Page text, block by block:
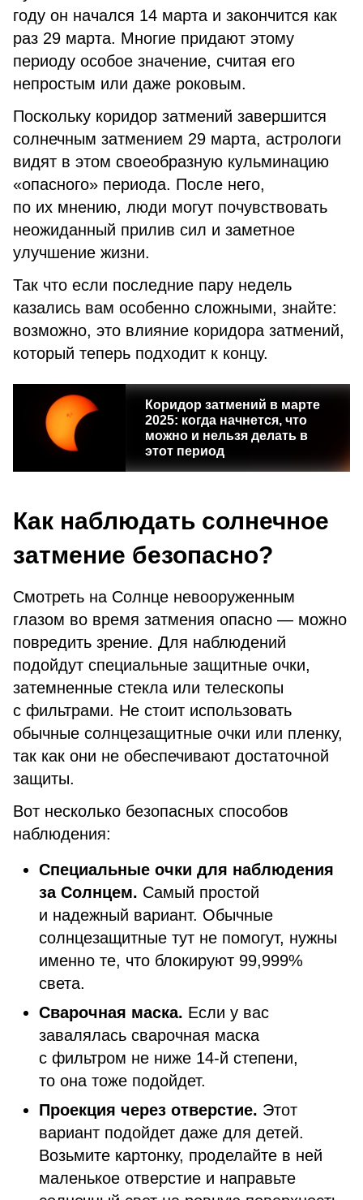
году он начался 14 марта и закончится как
раз 29 марта. Многие придают этому
периоду особое значение, считая его
непростым или даже роковым.
Поскольку коридор затмений завершится
солнечным затмением 29 марта, астрологи
видят в этом своеобразную кульминацию
«опасного» периода. После него,
по их мнению, люди могут почувствовать
неожиданный прилив сил и заметное
улучшение жизни.
Так что если последние пару недель
казались вам особенно сложными, знайте:
возможно, это влияние коридора затмений,
который теперь подходит к концу.
Коридор затмений в марте
2025: когда начнется, что
можно и нельзя делать в
этот период
Как наблюдать солнечное
затмение безопасно?
Смотреть на Солнце невооруженным
глазом во время затмения опасно — можно
повредить зрение. Для наблюдений
подойдут специальные защитные очки,
затемненные стекла или телескопы
с фильтрами. Не стоит использовать
обычные солнцезащитные очки или пленку,
так как они не обеспечивают достаточной
защиты.
Вот несколько безопасных способов
наблюдения:
Специальные очки для наблюдения
за Солнцем. Самый простой
и надежный вариант. Обычные
солнцезащитные тут не помогут, нужны
именно те, что блокируют 99,999%
света.
Сварочная маска. Если у вас
завалялась сварочная маска
с фильтром не ниже 14-й степени,
то она тоже подойдет.
Проекция через отверстие. Этот
вариант подойдет даже для детей.
Возьмите картонку, проделайте в ней
маленькое отверстие и направьте